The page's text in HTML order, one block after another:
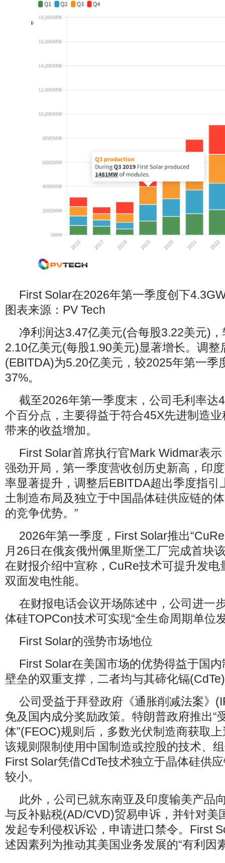
First Solar在2026年第一季度创下
图表来源：PV Tech
净利润达3.47亿美元(合每股3.22美元)
2.10亿美元(每股1.90美元)显著增长。调整
(EBITDA)为5.20亿美元，较2025年第一季
37%。
截至2026年第一季度末，公司毛利率达
个百分点，主要得益于符合45X先进制造
带来的收益增加。
First Solar首席执行官Mark Widmar表
强劲开局，第一季度营收创历史新高，印
率显著提升，调整后EBITDA超出季度指引
土制造布局及独立于中国晶体硅供应链的
的竞争优势。”
2026年第一季度，First Solar推出
月26日在俄亥俄州佩里斯堡工厂完成首块
在财报介绍中宣称，CuRe技术可提升发电
双面发电性能。
在财报电话会议开场陈述中，公司进一
体硅TOPCon技术可实现“全生命周期单位
First Solar的强势市场地位
First Solar在美国市场的优势得益于国
壁垒的双重支撑，二者均与其碲化镉
公司受益于拜登政府《通胀削减法案》
免及国内成分奖励政策。特朗普政府推出“
体”(FEOC)规则后，多数光伏制造商获取
该规则限制使用中国制造或控股的技术、
First Solar凭借CdTe技术独立于晶体硅供
较小。
此外，公司已就东南亚及印度输美产品
与反补贴税(AD/CVD)贸易申诉，并针对美
发起专利侵权诉讼，申请进口禁令。First
述因素列为推动其美国业务发展的“有利因